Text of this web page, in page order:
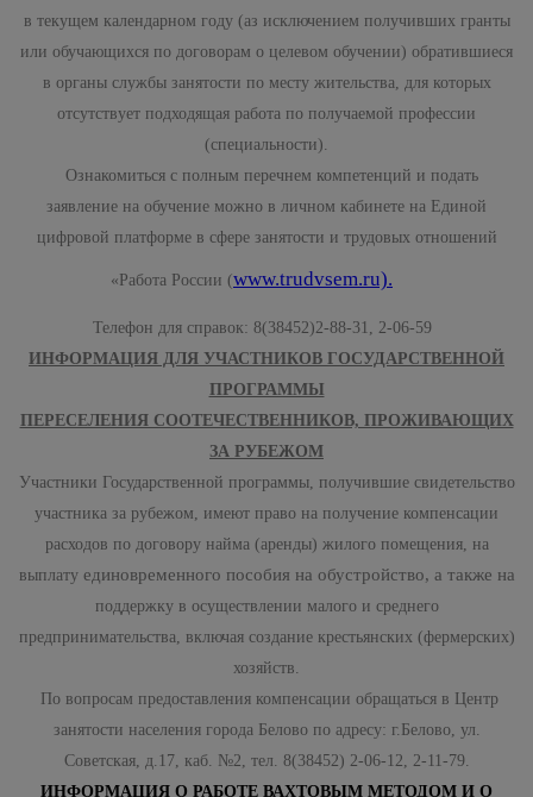
в текущем календарном году (аз исключением получивших гранты
или обучающихся по договорам о целевом обучении) обратившиеся
в органы службы занятости по месту жительства, для которых
отсутствует подходящая работа по получаемой профессии
(специальности).
Ознакомиться с полным перечнем компетенций и подать
заявление на обучение можно в личном кабинете на Единой
цифровой платформе в сфере занятости и трудовых отношений
«Работа России (www.trudvsem.ru).
Телефон для справок: 8(38452)2-88-31, 2-06-59
ИНФОРМАЦИЯ ДЛЯ УЧАСТНИКОВ ГОСУДАРСТВЕННОЙ
ПРОГРАММЫ
ПЕРЕСЕЛЕНИЯ СООТЕЧЕСТВЕННИКОВ, ПРОЖИВАЮЩИХ
ЗА РУБЕЖОМ
Участники Государственной программы, получившие свидетельство
участника за рубежом, имеют право на получение компенсации
расходов по договору найма (аренды) жилого помещения, на
выплату единовременного пособия на обустройство, а также на
поддержку в осуществлении малого и среднего
предпринимательства, включая создание крестьянских (фермерских)
хозяйств.
По вопросам предоставления компенсации обращаться в Центр
занятости населения города Белово по адресу: г.Белово, ул.
Советская, д.17, каб. №2, тел. 8(38452) 2-06-12, 2-11-79.
ИНФОРМАЦИЯ О РАБОТЕ ВАХТОВЫМ МЕТОДОМ И О